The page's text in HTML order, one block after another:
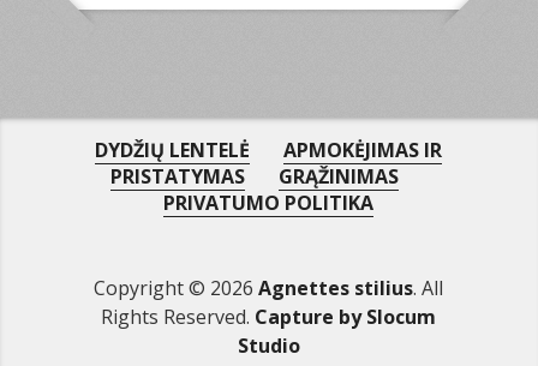
may
the
product
page
DYDŽIŲ LENTELĖ
APMOKĖJIMAS IR
PRISTATYMAS
GRĄŽINIMAS
PRIVATUMO POLITIKA
Copyright © 2026Agnettes stilius. All
Rights Reserved. Capture by Slocum
Studio